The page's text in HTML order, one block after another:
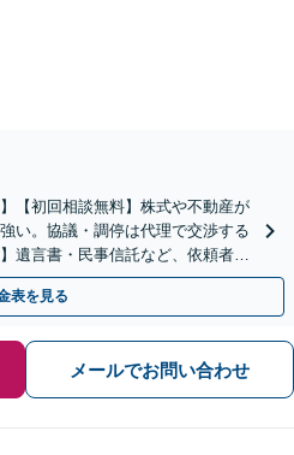
【初回相談無料】株式や不動産が
い。協議・調停は代理で交渉する
遺言書・民事信託など、依頼者さ
日面談可】
表を見る
メールでお問い合わせ